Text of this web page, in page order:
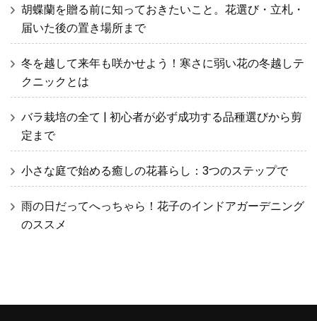
胡蝶蘭を贈る前に知っておきたいこと。花選び・立札・
届いた後の置き場所まで
冬を越して来年も咲かせよう！寒さに弱い花の冬越しテ
クニックとは
バラ栽培の全て | 初心者が必ず成功する品種選びから剪
定まで
小さな庭で始める癒しの花暮らし：3つのステップで
雨の日だってへっちゃら！花子のインドアガーデニング
のススメ